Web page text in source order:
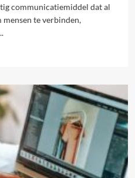
communicatiemiddel dat al
te verbinden,